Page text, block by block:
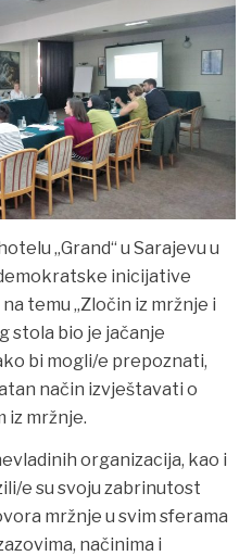
VIJESTI
„Grand“ u Sarajevu u
inicijative
temu „Zločin iz mržnje i
stola bio je jačanje
bi mogli/e prepoznati,
način izvještavati o
iz mržnje.
organizacija, kao i
e su svoju zabrinutost
mržnje u svim sferama
načinima i